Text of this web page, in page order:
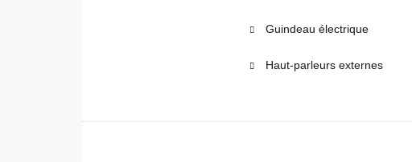
Guindeau électrique
Haut-parleurs externes